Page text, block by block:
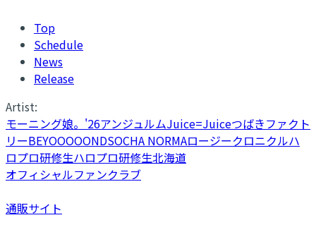
Top
Schedule
News
Release
Artist:
モーニング娘。'26アンジュルムJuice=Juiceつばきファクト
リーBEYOOOOONDSOCHA NORMAロージークロニクルハ
ロプロ研修生ハロプロ研修生北海道
オフィシャルファンクラブ
通販サイト